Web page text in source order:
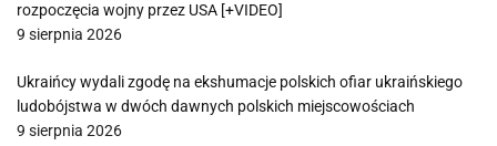
rozpoczęcia wojny przez USA [+VIDEO]
9 sierpnia 2026
Ukraińcy wydali zgodę na ekshumacje polskich ofiar ukraińskiego
ludobójstwa w dwóch dawnych polskich miejscowościach
9 sierpnia 2026